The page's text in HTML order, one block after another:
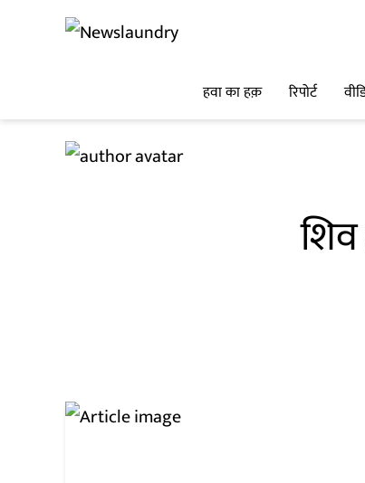
हवा का हक़ रिपोर्ट